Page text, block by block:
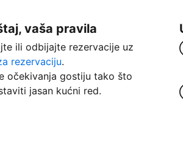
vaša pravila
ili odbijajte rezervacije uz
rezervaciju.
očekivanja gostiju tako što
jasan kućni red.